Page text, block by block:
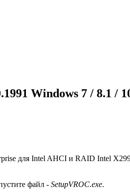
Windows 7 / 8.1 /
для Intel AHCI и RAID Intel
файл - SetupVROC.exe.